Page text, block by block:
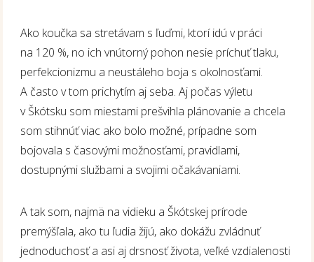
Ako koučka sa stretávam s ľuďmi, ktorí idú v práci
na 120 %, no ich vnútorný pohon nesie príchuť tlaku,
perfekcionizmu a neustáleho boja s okolnosťami.
A často v tom prichytím aj seba. Aj počas výletu
v Škótsku som miestami prešvihla plánovanie a chcela
som stihnúť viac ako bolo možné, prípadne som
bojovala s časovými možnosťami, pravidlami,
dostupnými službami a svojimi očakávaniami.
A tak som, najmä na vidieku a Škótskej prírode
premýšľala, ako tu ľudia žijú, ako dokážu zvládnuť
jednoduchosť a asi aj drsnosť života, veľké vzdialenosti